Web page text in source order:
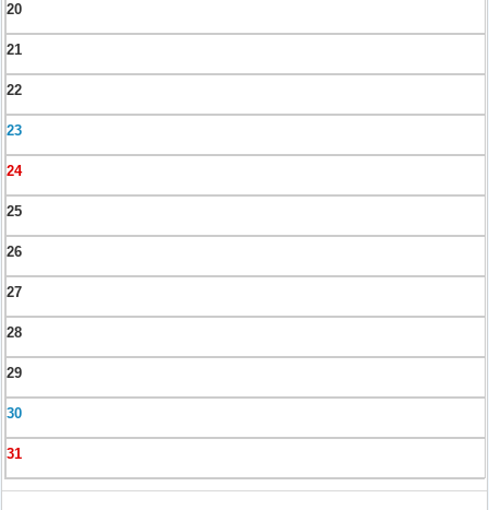
20
21
22
23
24
25
26
27
28
29
30
31